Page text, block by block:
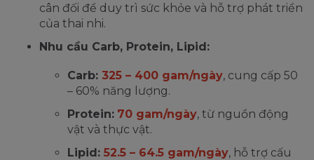
cân đối để duy trì sức khỏe và hỗ trợ phát triển
của thai nhi.
Nhu cầu Carb, Protein, Lipid:
Carb: 325 – 400 gam/ngày, cung cấp 50
– 60% năng lượng.
Protein: 70 gam/ngày, từ nguồn động
vật và thực vật.
Lipid: 52.5 – 64.5 gam/ngày, hỗ trợ cấu